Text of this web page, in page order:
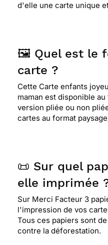
d'elle une carte unique
🖼️ Quel est le
carte ?
Cette Carte enfants
maman est disponible
version pliée ou non
cartes au format
📜 Sur quel
elle imprimée
Sur Merci Facteur 3
l'impression de vos
Tous ces papiers sont
contre la déforestation.